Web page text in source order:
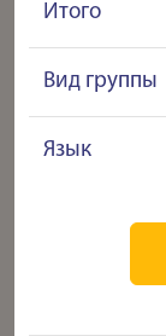
Итого
Вид группы
Язык